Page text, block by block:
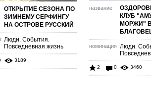
ОТКРЫТИЕ СЕЗОНА ПО
ЗИМНЕМУ СЕРФИНГУ
НА ОСТРОВЕ РУССКИЙ
Люди. События.
Повседневная жизнь
3189
название
КЛУБ
МОРЖИ" В
номинация Люди.
2 0 3460